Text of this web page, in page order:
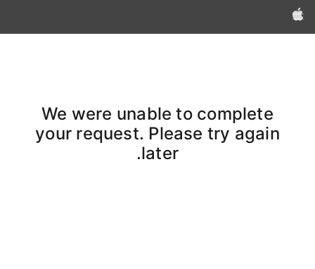
Apple‏
We were unable to complete
your request. Please try again
later.